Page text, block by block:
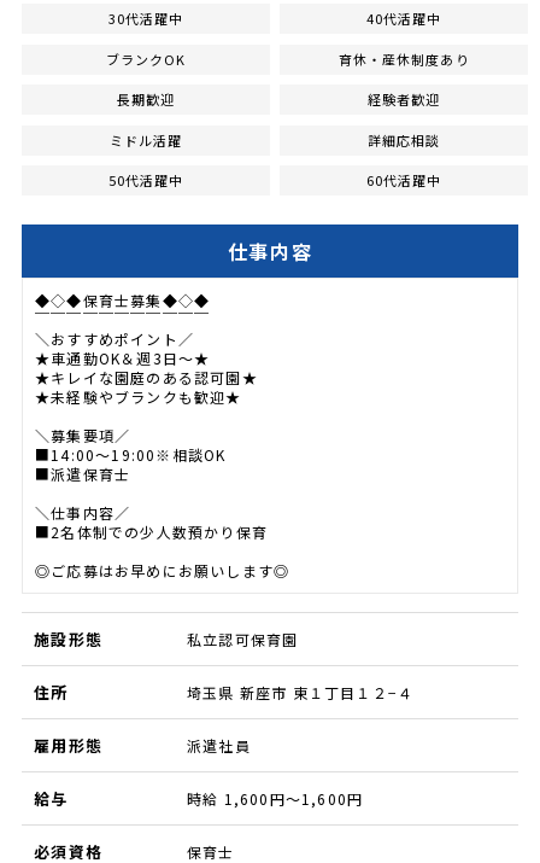
30代活躍中 40代活躍中
ブランクOK 育休・産休制度あり
長期歓迎 経験者歓迎
ミドル活躍 詳細応相談
50代活躍中 60代活躍中
仕事内容
◆◇◆保育士募集◆◇◆
￣￣￣￣￣￣￣￣￣￣￣
＼おすすめポイント／
★車通勤OK＆週3日～★
★キレイな園庭のある認可園★
★未経験やブランクも歓迎★
＼募集要項／
■14:00～19:00※相談OK
■派遣保育士
＼仕事内容／
■2名体制での少人数預かり保育
◎ご応募はお早めにお願いします◎
施設形態 私立認可保育園
住所 埼玉県 新座市 東１丁目１２−４
雇用形態 派遣社員
給与 時給 1,600円～1,600円
必須資格 保育士